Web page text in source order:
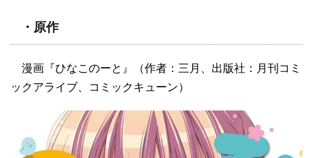
・原作
漫画『ひなこのーと』（作者：三月、出版社：月刊コミ
ックアライブ、コミックキューン）